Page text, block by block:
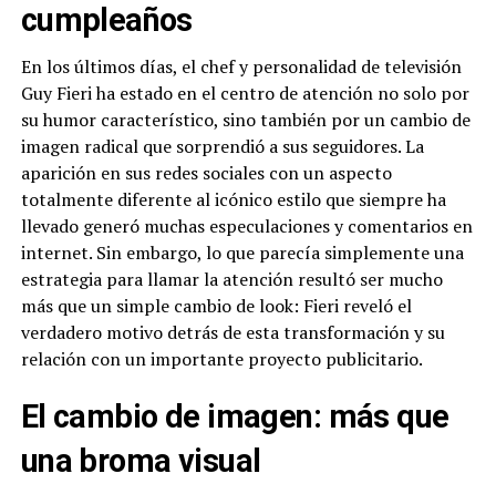
cumpleaños
En los últimos días, el chef y personalidad de televisión
Guy Fieri ha estado en el centro de atención no solo por
su humor característico, sino también por un cambio de
imagen radical que sorprendió a sus seguidores. La
aparición en sus redes sociales con un aspecto
totalmente diferente al icónico estilo que siempre ha
llevado generó muchas especulaciones y comentarios en
internet. Sin embargo, lo que parecía simplemente una
estrategia para llamar la atención resultó ser mucho
más que un simple cambio de look: Fieri reveló el
verdadero motivo detrás de esta transformación y su
relación con un importante proyecto publicitario.
El cambio de imagen: más que
una broma visual